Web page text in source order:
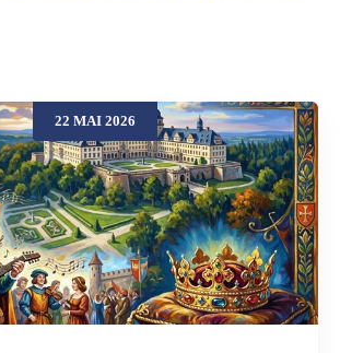
22 MAI 2026